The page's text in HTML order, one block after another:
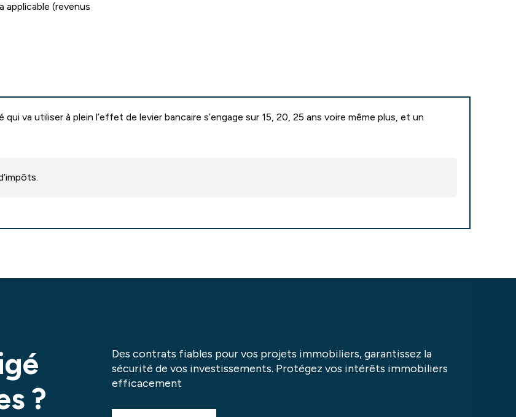
applicable (revenus
qui va utiliser à plein l’effet de levier bancaire s’engage sur 15, 20, 25 ans voire même plus, et un
?
Des contrats fiables pour vos projets immobiliers, garantissez la
sécurité de vos investissements. Protégez vos intérêts immobiliers
efficacement